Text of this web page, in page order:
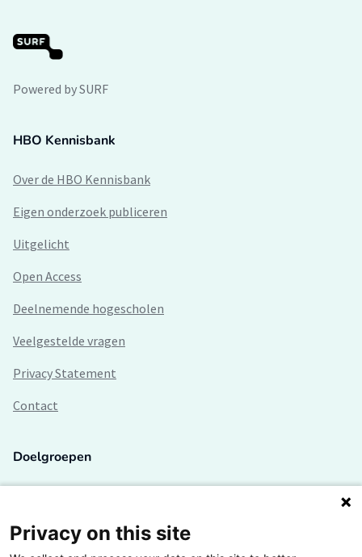
Powered by SURF
HBO Kennisbank
Over de HBO Kennisbank
Eigen onderzoek publiceren
Uitgelicht
Open Access
Deelnemende hogescholen
Veelgestelde vragen
Privacy Statement
Contact
Doelgroepen
Lectoren en onderzoekers
Privacy on this site